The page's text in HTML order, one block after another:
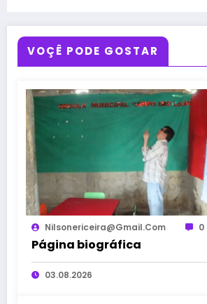
VOÇÊ PODE GOSTAR
Nilsonericeira@gmail.com 0
Página biográfica
03.08.2026